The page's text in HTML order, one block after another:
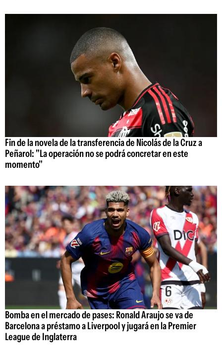
Fin de la novela de la transferencia de Nicolás de la Cruz a
Peñarol: "La operación no se podrá concretar en este
momento"
Bomba en el mercado de pases: Ronald Araujo se va de
Barcelona a préstamo a Liverpool y jugará en la Premier
League de Inglaterra